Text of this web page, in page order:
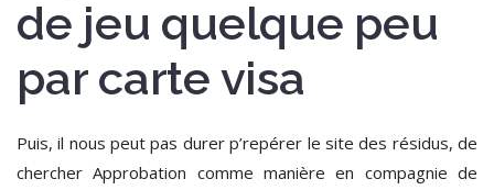
de jeu quelque peu
par carte visa
Puis, il nous peut pas durer p’repérer le site des résidus, de
chercher Approbation comme manière en compagnie de